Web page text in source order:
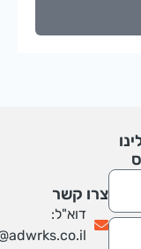
צרו קשר
דוא"ל:
info@adwrks.co.il